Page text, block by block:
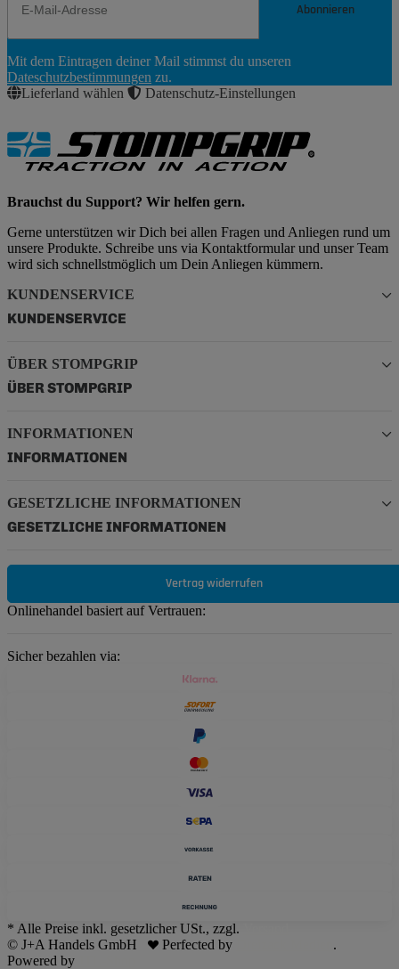
Abonnieren
Abonnieren
Mit dem Eintragen deiner Mail stimmst du unseren
Dateschutzbestimmungen zu.
Lieferland wählen
Datenschutz-Einstellungen
Brauchst du Support? Wir helfen gern.
Gerne unterstützen wir Dich bei allen Fragen und Anliegen rund um
unsere Produkte. Schreibe uns via Kontaktformular und unser Team
wird sich schnellstmöglich um Dein Anliegen kümmern.
KUNDENSERVICE
KUNDENSERVICE
ÜBER STOMPGRIP
ÜBER STOMPGRIP
INFORMATIONEN
INFORMATIONEN
GESETZLICHE INFORMATIONEN
GESETZLICHE INFORMATIONEN
Vertrag widerrufen
Onlinehandel basiert auf Vertrauen:
Sicher bezahlen via:
* Alle Preise inkl. gesetzlicher USt., zzgl.
© J+A Handels GmbH
Perfected by
.
Powered by